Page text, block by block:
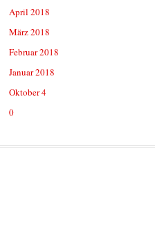
April 2018
März 2018
Februar 2018
Januar 2018
Oktober 4
0